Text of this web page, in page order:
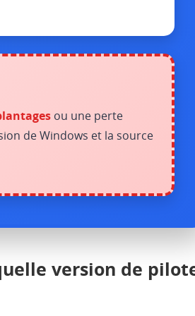
ou une perte
de Windows et la source
version de